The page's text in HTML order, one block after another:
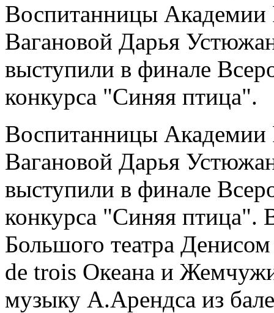
Воспитанницы Академии
Вагановой Дарья
выступили в финале
конкурса "Синяя птица".
Воспитанницы Академии
Вагановой Дарья
выступили в финале
конкурса "Синяя птица".
Большого театра
de trois Океана и
музыку А.Арендса из